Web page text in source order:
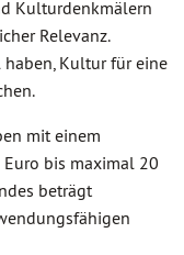
Kulturdenkmälern
Relevanz.
haben, Kultur für eine
mit einem
bis maximal 20
beträgt